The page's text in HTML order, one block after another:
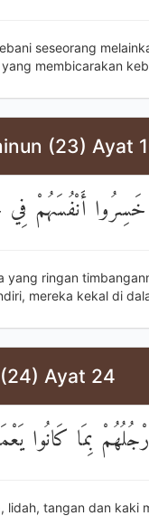
seseorang
membicarakan
(23) Ayat
أَنْفُسَهُمْ فِي
yang ringan
mereka kekal di
Ayat 24
بِمَا كَانُوا
lidah, tangan dan kaki